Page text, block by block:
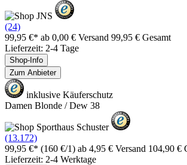
(24)
99,95 €* ab 0,00 € Versand 99,95 € Gesamt
Lieferzeit: 2-4 Tage
Shop-Info
Zum Anbieter
inklusive Käuferschutz
Damen Blonde / Dew 38
(13.172)
99,95 €* (160 €/1) ab 4,95 € Versand 104,90 €
Lieferzeit: 2-4 Werktage